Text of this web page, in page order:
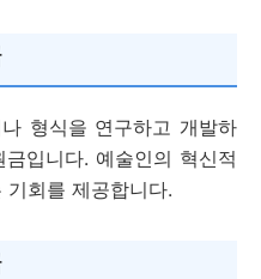
형식을 연구하고 개발하
입니다. 예술인의 혁신적
회를 제공합니다.